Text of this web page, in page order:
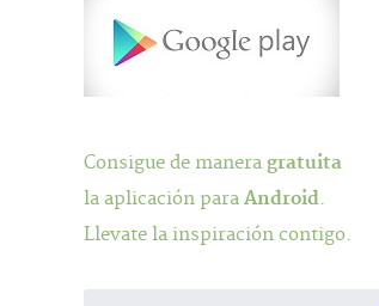
Consigue de maneragratuita
la aplicación paraAndroid.
Llevate la inspiración contigo.